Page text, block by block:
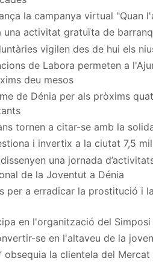
la campanya virtual
activitat gratuïta de
vigilen des de hui els
de Labora permeten a
deu mesos
de Dénia per als pròxims
tornen a citar-se amb la
i invertix a la ciutat 7,5
una jornada
de la Joventut a Dénia
per a erradicar la prostitució i
en l'organització del
se en l'altaveu de la
obsequia la clientela del